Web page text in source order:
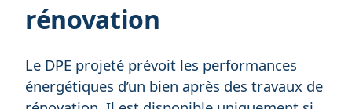
rénovation
Le DPE projeté prévoit les performances
énergétiques d’un bien après des travaux de